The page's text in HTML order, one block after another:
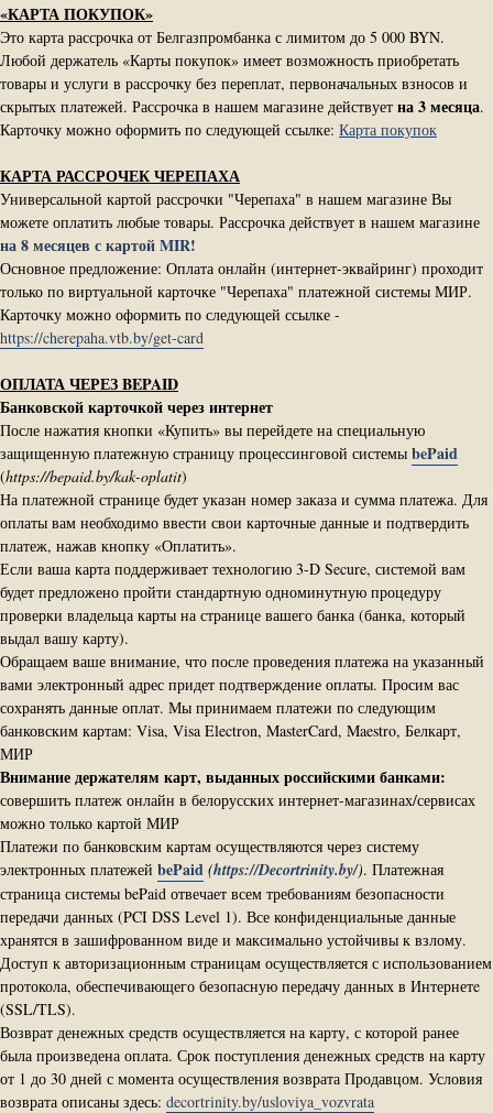
«КАРТА ПОКУПОК»
Это карта рассрочка от Белгазпромбанка с лимитом до 5 000 BYN.
Любой держатель «Карты покупок» имеет возможность приобретать
товары и услуги в рассрочку без переплат, первоначальных взносов и
скрытых платежей. Рассрочка в нашем магазине действует на 3 месяца.
Карточку можно оформить по следующей ссылке: Карта покупок
КАРТА РАССРОЧЕК ЧЕРЕПАХА
Универсальной картой рассрочки "Черепаха" в нашем магазине Вы
можете оплатить любые товары. Рассрочка действует в нашем магазине
на 8 месяцев с картой MIR!
Основное предложение: Оплата онлайн (интернет-эквайринг) проходит
только по виртуальной карточке "Черепаха" платежной системы МИР.
Карточку можно оформить по следующей ссылке -
https://cherepaha.vtb.by/get-card
ОПЛАТА ЧЕРЕЗ BEPAID
Банковской карточкой через интернет
После нажатия кнопки «Купить» вы перейдете на специальную
защищенную платежную страницу процессинговой системы bePaid
(https://bepaid.by/kak-oplatit)
На платежной странице будет указан номер заказа и сумма платежа. Для
оплаты вам необходимо ввести свои карточные данные и подтвердить
платеж, нажав кнопку «Оплатить».
Если ваша карта поддерживает технологию 3-D Secure, системой вам
будет предложено пройти стандартную одноминутную процедуру
проверки владельца карты на странице вашего банка (банка, который
выдал вашу карту).
Обращаем ваше внимание, что после проведения платежа на указанный
вами электронный адрес придет подтверждение оплаты. Просим вас
сохранять данные оплат. Мы принимаем платежи по следующим
банковским картам: Visa, Visa Electron, MasterCard, Maestro, Белкарт,
МИР
Внимание держателям карт, выданных российскими банками:
совершить платеж онлайн в белорусских интернет-магазинах/сервисах
можно только картой МИР
Платежи по банковским картам осуществляются через систему
электронных платежей bePaid (https://Decortrinity.by/). Платежная
страница системы bePaid отвечает всем требованиям безопасности
передачи данных (PCI DSS Level 1). Все конфиденциальные данные
хранятся в зашифрованном виде и максимально устойчивы к взлому.
Доступ к авторизационным страницам осуществляется с использованием
протокола, обеспечивающего безопасную передачу данных в Интернетe
(SSL/TLS).
Возврат денежных средств осуществляется на карту, с которой ранее
была произведена оплата. Срок поступления денежных средств на карту
от 1 до 30 дней с момента осуществления возврата Продавцом. Условия
возврата описаны здесь: decortrinity.by/usloviya_vozvrata